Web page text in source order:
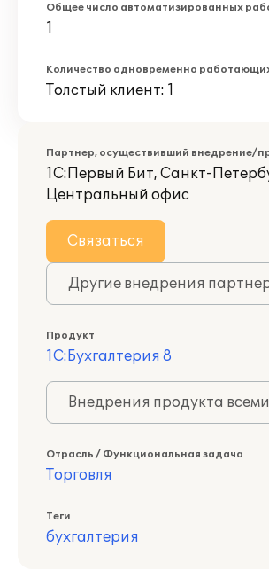
Общее число автоматизированных
1
Количество одновременно
Толстый клиент: 1
Партнер, осуществивший внедрение/
1С:Первый Бит, Санкт-
Центральный офис
Связаться
Другие внедрения
Продукт
1С:Бухгалтерия 8
Внедрения продукта
Отрасль / Функциональная задача
Торговля
Теги
бухгалтерия